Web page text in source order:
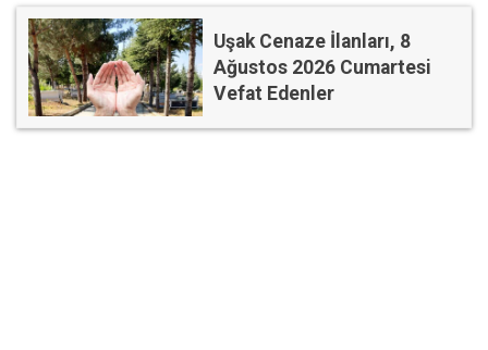
Uşak Cenaze İlanları, 8
Ağustos 2026 Cumartesi
Vefat Edenler